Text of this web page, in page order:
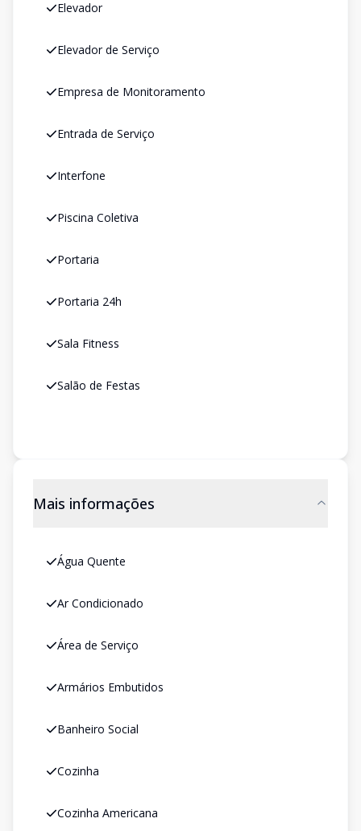
Elevador
Elevador de Serviço
Empresa de Monitoramento
Entrada de Serviço
Interfone
Piscina Coletiva
Portaria
Portaria 24h
Sala Fitness
Salão de Festas
Mais informações
Água Quente
Ar Condicionado
Área de Serviço
Armários Embutidos
Banheiro Social
Cozinha
Cozinha Americana